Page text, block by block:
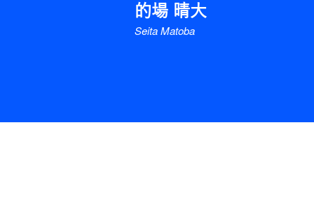
的場 晴大
Seita Matoba